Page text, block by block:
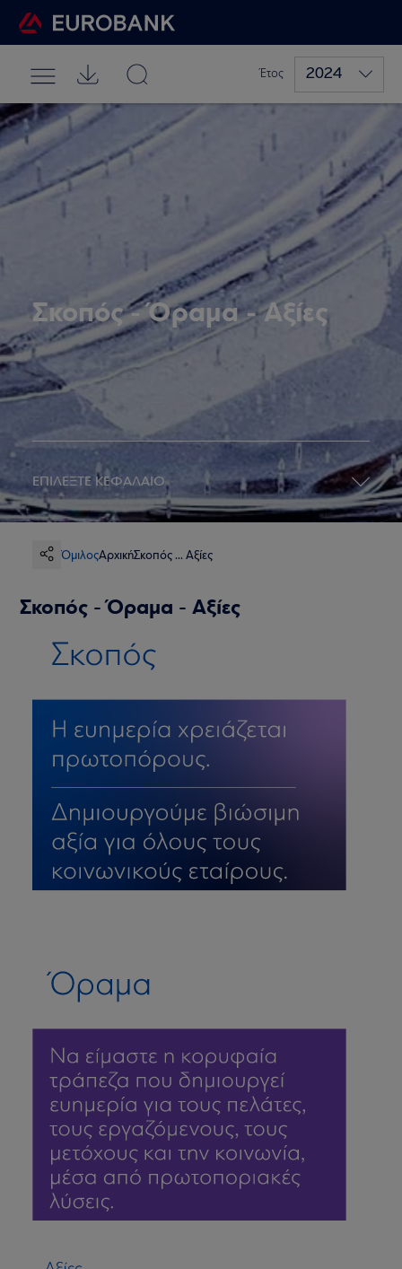
Έτος 2024
Σκοπός - Όραμα - Αξίες
ΕΠΙΛΕΞΤΕ ΚΕΦΑΛΑΙΟ
ΌμιλοςΑρχικήΣκοπός ... Αξίες
Σκοπός - Όραμα - Αξίες